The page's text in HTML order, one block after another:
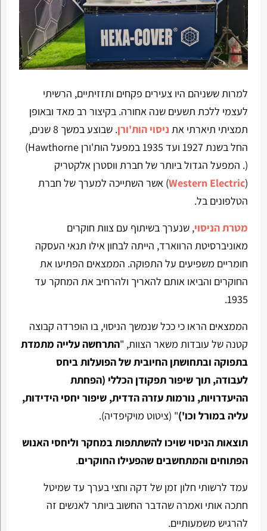
למרות ששניהם היו צעירים פקחים ותזזיתיים, הרשיתי
לעצמי ללכת תשעים שנה אחורה. בקיצור רב מאד ובאופן
תמציתי תיארתי את ניסוי הות'ורן
. שבוצע במשך 8 שנים,
החל בשנת 1927 ועד 1935 במפעל הות'ורן Hawthorne)
(. המפעל הגדול ביותר של חברת ווסטרן אלקטריק
(
Western Electric) אשר השתייכה למערך של חברת
הטלפונים בל.
מטרת הניסוי, שנערך בשיתוף עם צוות חוקרים
מאוניברסיטת הרווארד, הייתה לבחון אילו תנאי העסקה
חומריים משפיעים על התפוקה. הממצאים הפתיעו את
החוקרים והביאו אותם להאריך ולהרחיב את המחקר עד
1935.
הממצאים הראו כי ככל שנמשך הניסוי, בו הופרדה קבוצה
קטנה של עובדות משאר הצוות, "התרחשה עלייה מתמדת
בתפוקה ובתחושתן החיובית של הפועלות ביחס
לעבודה, תוך שיפור תפקודן הכללי (הפחתת
ההיעדרויות, נורמות עזרה הדדית, שיפור יחסי הידידות,
עליה במורל וכו')" (ציטוט מויקיפדיה).
תוצאות הניסוי שויכו להשתתפות במחקר וליחסי האנוש
הפתוחים והמתחשבים שהפעילו החוקרים.
עמד לרשותי חלון זמן של דקה וחצי בערך עד שמיטל
חתכה אותי ואמרה שהדבר החשוב ביותר לאנשים זה
להרגיש משמעותיים.